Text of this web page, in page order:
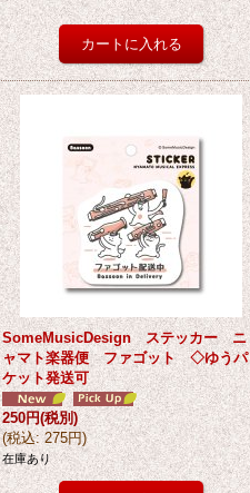
SomeMusicDesign ステッカー ニ
ャマト楽器便 ファゴット ◇ゆうパ
ケット発送可
250円(税別)
(税込: 275円)
在庫あり